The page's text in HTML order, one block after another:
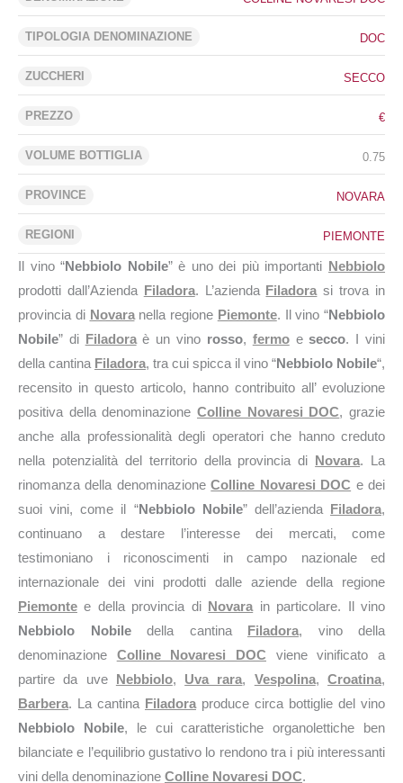
TIPOLOGIA DENOMINAZIONE DOC
ZUCCHERI SECCO
PREZZO €
VOLUME BOTTIGLIA 0.75
PROVINCE NOVARA
REGIONI PIEMONTE
Il vino “Nebbiolo Nobile” è uno dei più importanti Nebbiolo
prodotti dall’Azienda Filadora. L’azienda Filadora si trova in
provincia di Novaranella regione Piemonte. Il vino “Nebbiolo
Nobile” di Filadoraè un vino rosso, fermoesecco. I vini
della cantina Filadora, tra cui spicca il vino “Nebbiolo Nobile“,
recensito in questo articolo, hanno contribuito all’ evoluzione
positiva della denominazione Colline Novaresi DOC, grazie
anche alla professionalità degli operatori che hanno creduto
nella potenzialità del territorio della provincia di Novara. La
rinomanza della denominazioneColline Novaresi DOC e dei
suoi vini, come il “Nebbiolo Nobile” dell’azienda Filadora,
continuano a destare l’interesse dei mercati, come
testimoniano i riconoscimenti in campo nazionale ed
internazionale dei vini prodotti dalle aziende della regione
Piemonte e della provincia di Novara in particolare. Il vino
Nebbiolo Nobiledella cantina Filadora, vino della
denominazione Colline Novaresi DOC viene vinificato a
partire da uve Nebbiolo, Uva rara, Vespolina,Croatina,
Barbera. La cantina Filadora produce circa bottiglie del vino
Nebbiolo Nobile, le cui caratteristiche organolettiche ben
bilanciate e l’equilibrio gustativo lo rendono tra i più interessanti
vini della denominazione Colline Novaresi DOC.